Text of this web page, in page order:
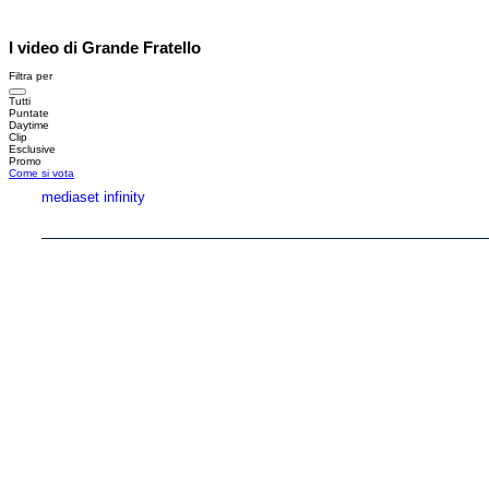
I video di Grande Fratello
Filtra per
Tutti
Puntate
Daytime
Clip
Esclusive
Promo
Come si vota
mediaset infinity